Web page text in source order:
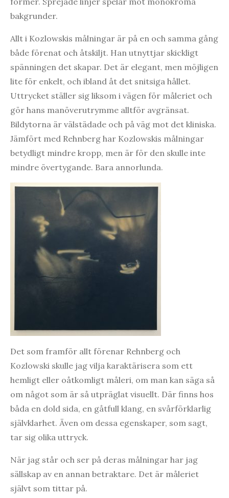
bakgrunder.
Allt i Kozlowskis målningar är på en och samma gång
både förenat och åtskiljt. Han utnyttjar skickligt
spänningen det skapar. Det är elegant, men möjligen
lite för enkelt, och ibland åt det snitsiga hållet.
Uttrycket ställer sig liksom i vägen för måleriet och
gör hans manöverutrymme alltför avgränsat.
Bildytorna är välstädade och på väg mot det kliniska.
Jämfört med Rehnberg har Kozlowskis målningar
betydligt mindre kropp, men är för den skulle inte
mindre övertygande. Bara annorlunda.
Det som framför allt förenar Rehnberg och
Kozlowski skulle jag vilja karaktärisera som ett
hemligt eller oåtkomligt måleri, om man kan säga så
om något som är så utpräglat visuellt. Där finns hos
båda en dold sida, en gåtfull klang, en svårförklarlig
självklarhet. Även om dessa egenskaper, som sagt,
tar sig olika uttryck.
När jag står och ser på deras målningar har jag
sällskap av en annan betraktare. Det är måleriet
självt som tittar på.